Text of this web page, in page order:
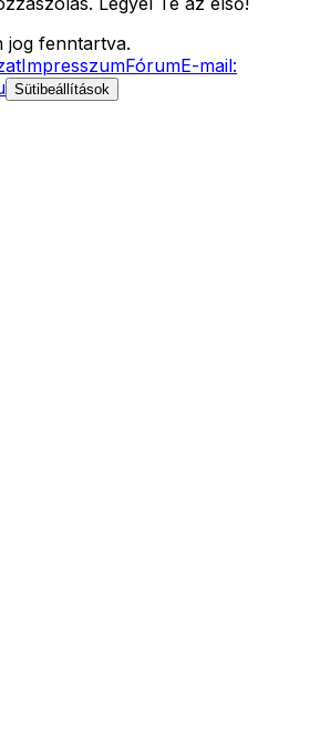
jog fenntartva.
ImpresszumFórumE-mail:
Sütibeállítások